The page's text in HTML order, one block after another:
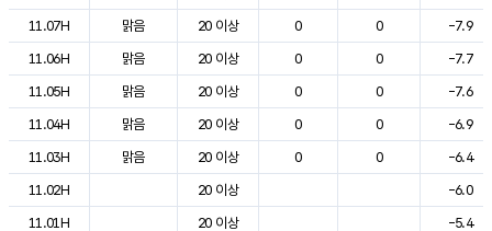
11.07H
맑음 20 이상 0 0
-7.9
11.06H
맑음 20 이상 0 0
-7.7
11.05H
맑음 20 이상 0 0
-7.6
11.04H
맑음 20 이상 0 0
-6.9
11.03H
맑음 20 이상 0 0
-6.4
11.02H
20 이상
-6.0
11.01H
20 이상
-5.4